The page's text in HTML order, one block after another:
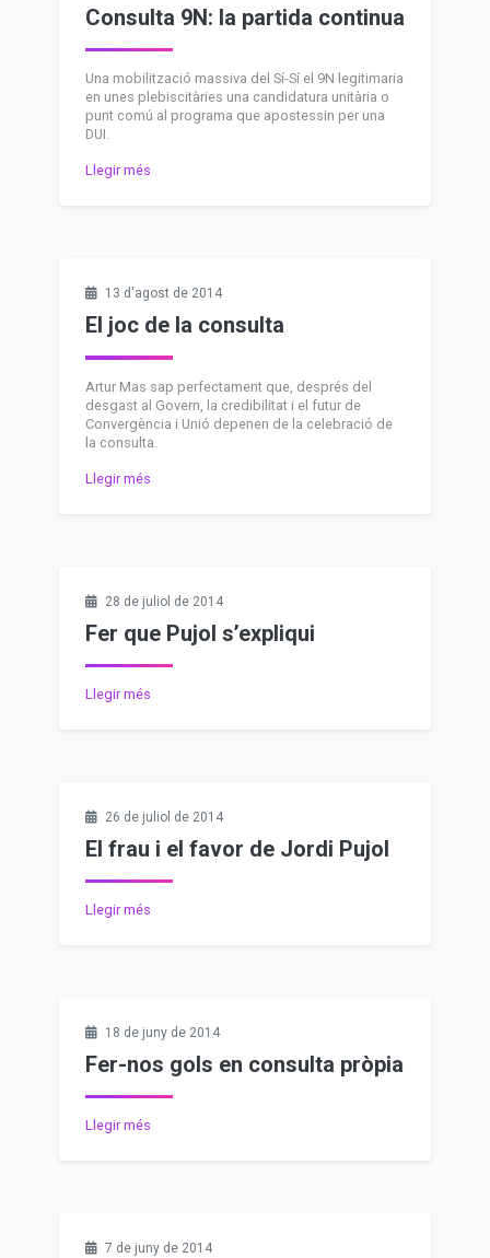
Consulta 9N: la partida continua
Una mobilització massiva del Sí-Sí el 9N legitimaria
en unes plebiscitàries una candidatura unitària o
punt comú al programa que apostessin per una
DUI.
Llegir més
13 d'agost de 2014
El joc de la consulta
Artur Mas sap perfectament que, després del
desgast al Govern, la credibilitat i el futur de
Convergència i Unió depenen de la celebració de
la consulta.
Llegir més
28 de juliol de 2014
Fer que Pujol s’expliqui
Llegir més
26 de juliol de 2014
El frau i el favor de Jordi Pujol
Llegir més
18 de juny de 2014
Fer-nos gols en consulta pròpia
Llegir més
7 de juny de 2014